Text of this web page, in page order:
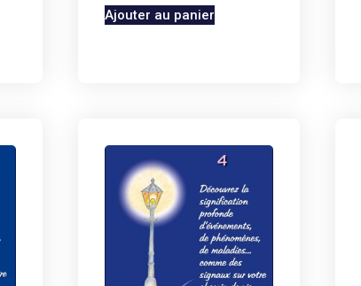
Ajouter au panier